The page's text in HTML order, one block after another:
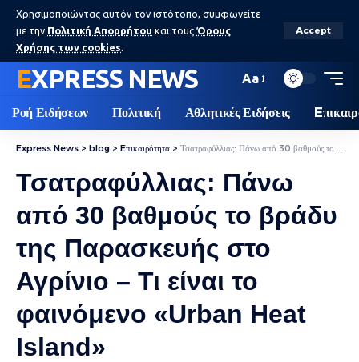
Χρησιμοποιώντας αυτόν τον ιστότοπο, συμφωνείτε
με την Πολιτική Απορρήτου και τους Όρους
Χρήσης των cookies.
Accept
EXPRESS NEWS Aa
Ροή Ειδήσεων Πολιτική Αθλητικές Ειδήσεις
Express News > blog > Eπικαιρότητα > Τσατραφύλλιας: Πάνω από 30 βαθμούς το βράδυ της Παρασκευής στο Αγρίνιο – Τι είναι το φαινόμενο «Urban Heat Island»
Τσατραφύλλιας: Πάνω
από 30 βαθμούς το βράδυ
της Παρασκευής στο
Αγρίνιο – Τι είναι το
φαινόμενο «Urban Heat
Island»